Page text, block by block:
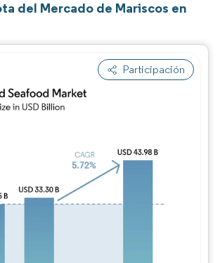
del Mercado de Mariscos en
Participación